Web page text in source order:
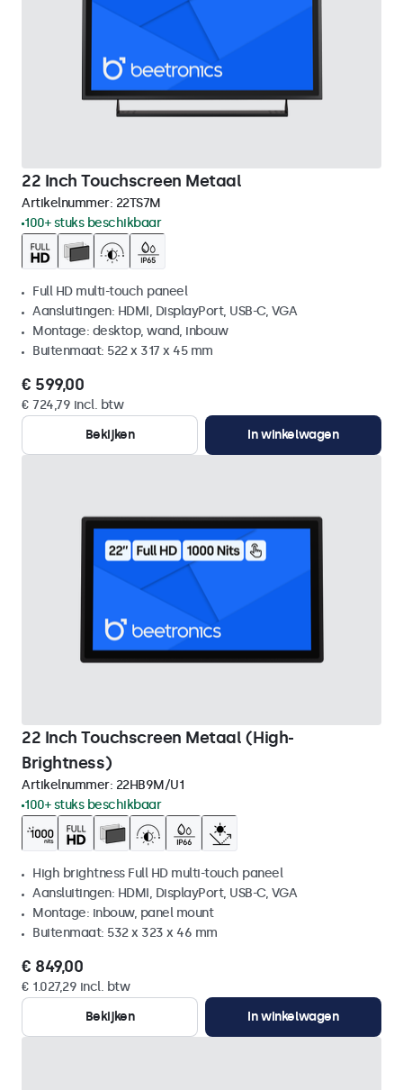
22 Inch Touchscreen Metaal
Artikelnummer: 22TS7M
100+ stuks beschikbaar
Full HD multi-touch paneel
Aansluitingen: HDMI, DisplayPort, USB-C, VGA
Montage: desktop, wand, inbouw
Buitenmaat: 522 x 317 x 45 mm
€ 599,00
€ 724,79 incl. btw
Bekijken
In winkelwagen
22 Inch Touchscreen Metaal (High-
Brightness)
Artikelnummer: 22HB9M/U1
100+ stuks beschikbaar
High brightness Full HD multi-touch paneel
Aansluitingen: HDMI, DisplayPort, USB-C, VGA
Montage: inbouw, panel mount
Buitenmaat: 532 x 323 x 46 mm
€ 849,00
€ 1.027,29 incl. btw
Bekijken
In winkelwagen